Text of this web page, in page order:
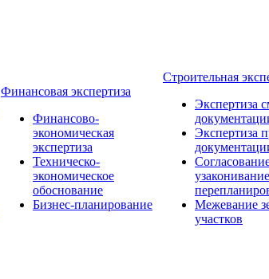
Финансовая экспертиза
Финансово-
экономическая
экспертиза
Техническо-
экономическое
обоснование
Бизнес-планирование
Строительная
Экспертиза
Экспертиза
узаконивание
Межевание
участков